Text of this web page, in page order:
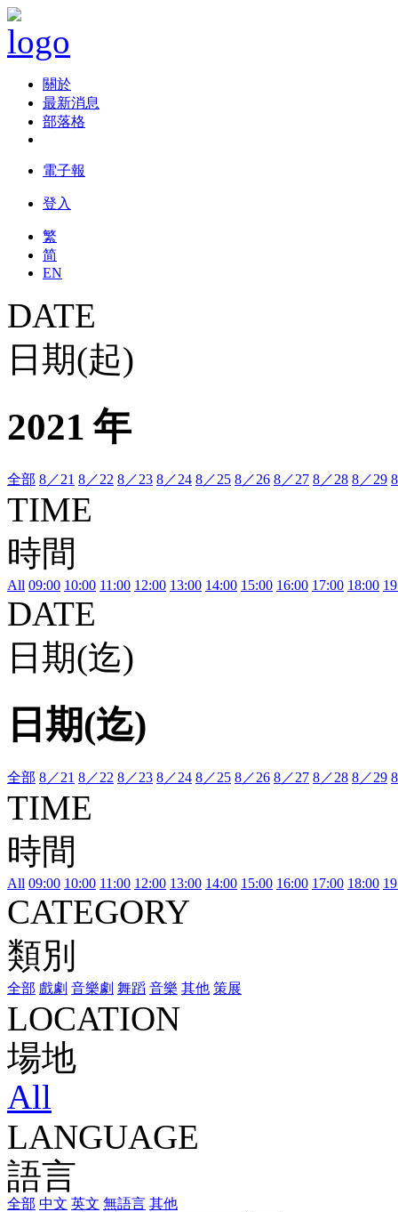
關於
最新消息
部落格
電子報
登入
繁
简
EN
DATE
日期(起)
2021 年
全部 8／21 8／22 8／23 8／24 8／25 8／26 8／27 8／28 8／29
TIME
時間
All 09:00 10:00 11:00 12:00 13:00 14:00 15:00 16:00 17:00 18:00
DATE
日期(迄)
日期(迄)
全部 8／21 8／22 8／23 8／24 8／25 8／26 8／27 8／28 8／29
TIME
時間
All 09:00 10:00 11:00 12:00 13:00 14:00 15:00 16:00 17:00 18:00
CATEGORY
類別
全部 戲劇 音樂劇 舞蹈 音樂 其他 策展
LOCATION
場地
All
LANGUAGE
語言
全部 中文 英文 無語言 其他